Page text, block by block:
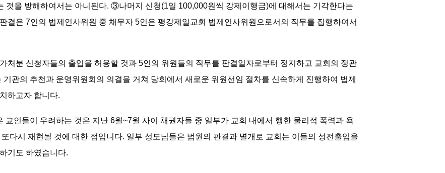
것을 방해하여서는 아니된다. ③나머지 신청(1일 100,000원씩 강제이행금)에 대해서는 기각한다는
결은 7인의 법제인사위원 중 채무자 5인은 평강제일교회 법제인사위원으로서의 직무를 집행하여서
처분 신청자들의 출입을 허용할 것과 5인의 위원들의 직무를 판결일자로부터 정지하고 교회의 정관
관의 추천과 운영위원회의 의결을 거쳐 당회에서 새로운 위원선임 절차를 신속하게 진행하여 법제
하고자 합니다.
교인들이 우려하는 것은 지난 6월~7월 사이 채권자들 중 일부가 교회 내에서 행한 물리적 폭력과 욕
다시 재현될 것에 대한 점입니다. 일부 성도님들은 법원의 판결과 별개로 교회는 이들의 성전출입을
기도 하였습니다.